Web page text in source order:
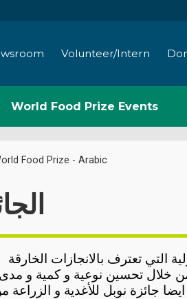
Volunteer/Intern
World Food Prize Events
Food Prize - Arabic
التي تعترف بالانجازات الخارقة
خلال تحسين نوعية و كمية و
جائزة نوبل للأغدية و الزراعة